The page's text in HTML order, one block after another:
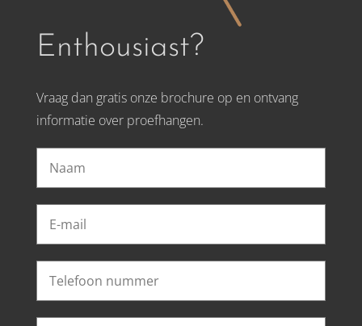
Enthousiast?
Vraag dan gratis onze brochure op en ontvang
informatie over proefhangen.